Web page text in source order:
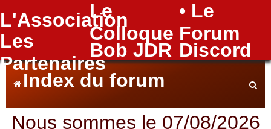
L'Association
Le
Colloque
• Le
Forum
Les
Partenaires
Bob JDR Discord
FAQ
Index du forum
Nous sommes le 07/08/2026